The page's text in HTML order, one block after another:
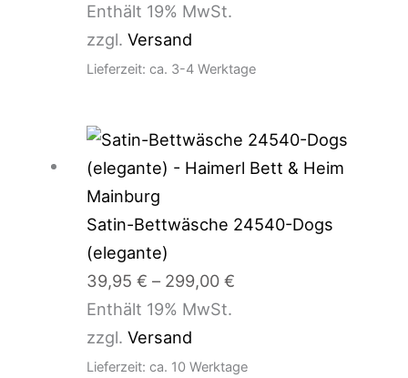
Enthält 19% MwSt.
zzgl. Versand
Lieferzeit: ca. 3-4 Werktage
Satin-Bettwäsche 24540-Dogs
(elegante)
39,95 € – 299,00 €
Preisspanne:
39,95 €
299,00 €
Enthält 19% MwSt.
zzgl. Versand
Lieferzeit: ca. 10 Werktage